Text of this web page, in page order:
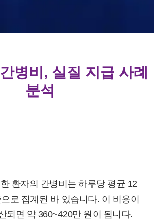
병비, 실질 지급 사례
분석
환자의 간병비는 하루당 평균 12
로 집계된 바 있습니다. 이 비용이
되면 약 360~420만 원이 됩니다.